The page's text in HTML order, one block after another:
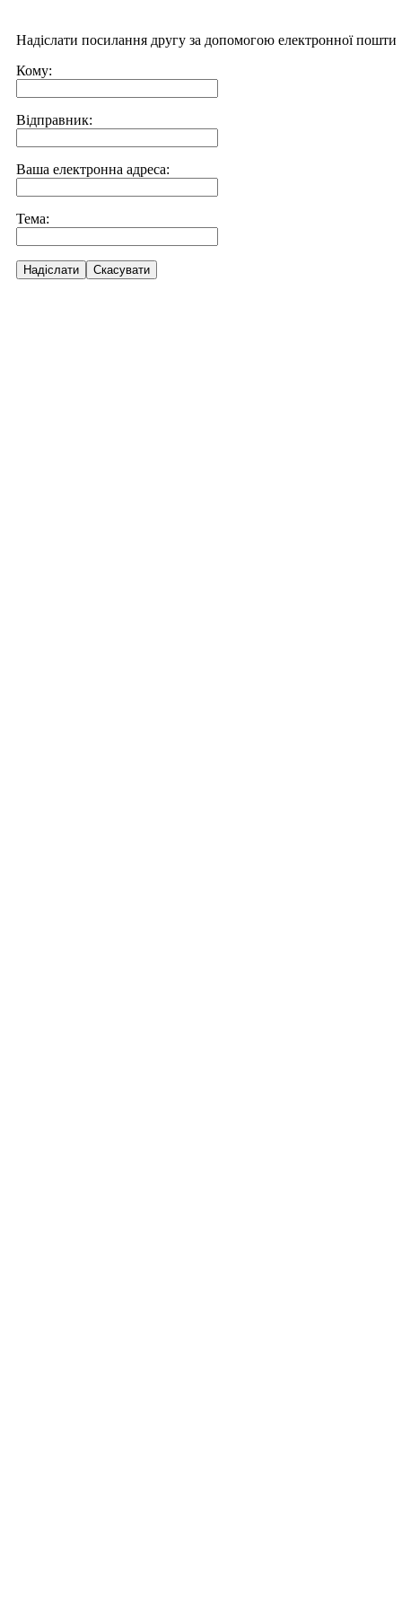
Надіслати посилання другу за допомогою електронної пошти
Кому:
Відправник:
Ваша електронна адреса:
Тема:
Надіслати Скасувати